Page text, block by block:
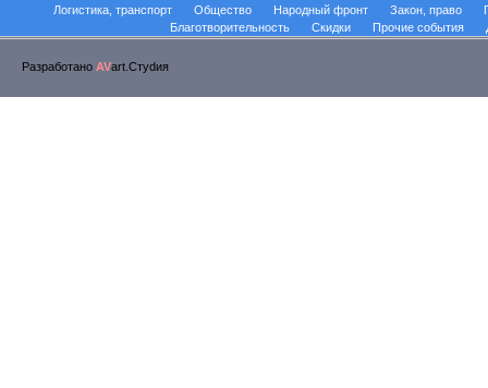
Логистика, транспорт
Общество Народный фронт Закон, право
Благотворительность
Скидки Прочие события
Разработано AVart.Стуdия